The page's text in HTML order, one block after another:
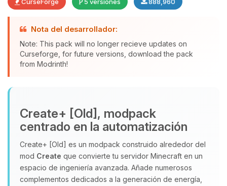
Nota del desarrollador:
Note: This pack will no longer recieve updates on
Curseforge, for future versions, download the pack
from Modrinth!
Create+ [Old], modpack
centrado en la automatización
Create+ [Old] es un modpack construido alrededor del
mod Create que convierte tu servidor Minecraft en un
espacio de ingeniería avanzada. Añade numerosos
complementos dedicados a la generación de energía,
pequenos circuitos para ayudarte.
08/08/2026 19:36